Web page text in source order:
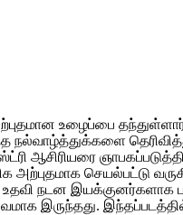
உழைப்பை
ஆசிரியரை
செயல்பட்டு
நடன
இருந்தது.